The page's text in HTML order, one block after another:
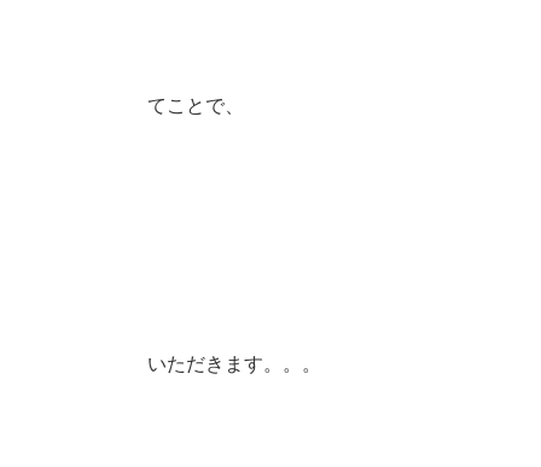
てことで、
いただきます。。。